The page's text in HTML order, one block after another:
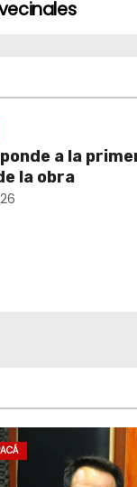
a la
la obra